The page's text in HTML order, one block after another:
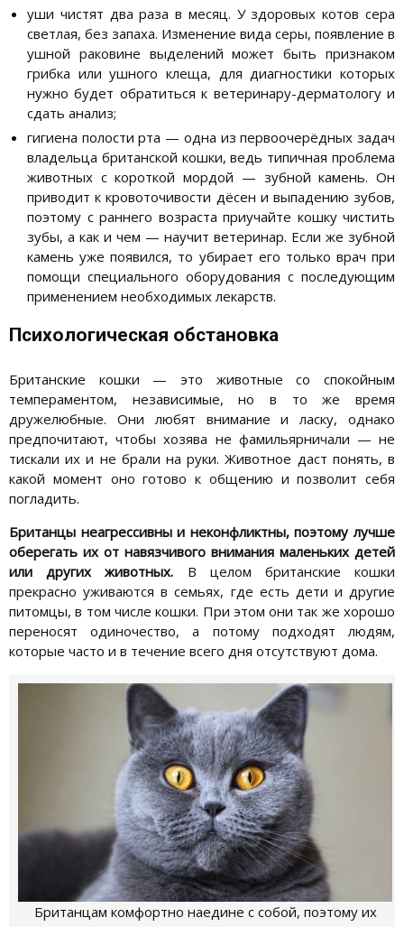
уши чистят два раза в месяц. У здоровых котов сера
светлая, без запаха. Изменение вида серы, появление в
ушной раковине выделений может быть признаком
грибка или ушного клеща, для диагностики которых
нужно будет обратиться к ветеринару-дерматологу и
сдать анализ;
гигиена полости рта — одна из первоочерёдных задач
владельца британской кошки, ведь типичная проблема
животных с короткой мордой — зубной камень. Он
приводит к кровоточивости дёсен и выпадению зубов,
поэтому с раннего возраста приучайте кошку чистить
зубы, а как и чем — научит ветеринар. Если же зубной
камень уже появился, то убирает его только врач при
помощи специального оборудования с последующим
применением необходимых лекарств.
Психологическая обстановка
Британские кошки — это животные со спокойным
темпераментом, независимые, но в то же время
дружелюбные. Они любят внимание и ласку, однако
предпочитают, чтобы хозява не фамильярничали — не
тискали их и не брали на руки. Животное даст понять, в
какой момент оно готово к общению и позволит себя
погладить.
Британцы неагрессивны и неконфликтны, поэтому лучше
оберегать их от навязчивого внимания маленьких детей
или других животных. В целом британские кошки
прекрасно уживаются в семьях, где есть дети и другие
питомцы, в том числе кошки. При этом они так же хорошо
переносят одиночество, а потому подходят людям,
которые часто и в течение всего дня отсутствуют дома.
Британцам комфортно наедине с собой, поэтому их